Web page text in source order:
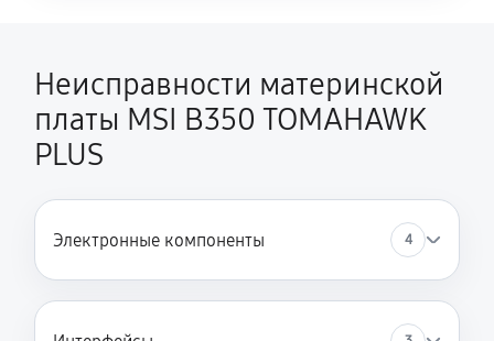
Неисправности материнской
платы MSI B350 TOMAHAWK
PLUS
Электронные компоненты 4